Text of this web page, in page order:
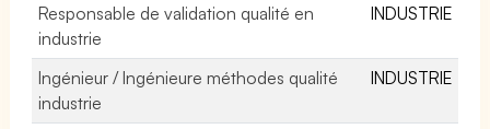
Responsable de validation qualité en
industrie
INDUSTRIE
Ingénieur / Ingénieure méthodes qualité
industrie
INDUSTRIE